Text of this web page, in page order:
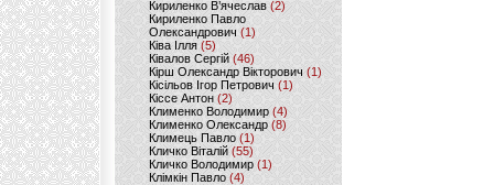
Кириленко В’ячеслав (2)
Кириленко Павло
Олександрович (1)
Ківа Ілля (5)
Ківалов Сергій(46)
Кірш Олександр Вікторович (1)
Кісільов Ігор Петрович (1)
Кіссе Антон (2)
Клименко Володимир(4)
Клименко Олександр (8)
Климець Павло (1)
Кличко Віталій(55)
Кличко Володимир (1)
Клімкін Павло (4)